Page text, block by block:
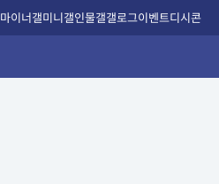
마이너갤미니갤인물갤갤로그이벤트디시콘